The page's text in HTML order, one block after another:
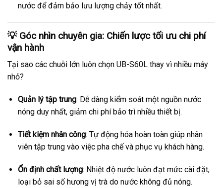
nước để đảm bảo lưu lượng chảy tốt nhất.
💡 Góc nhìn chuyên gia: Chiến lược tối ưu chi phí
vận hành
Tại sao các chuỗi lớn luôn chọn UB-S60L thay vì nhiều máy
nhỏ?
Quản lý tập trung: Dễ dàng kiểm soát một nguồn nước
nóng duy nhất, giảm chi phí bảo trì nhiều thiết bị.
Tiết kiệm nhân công: Tự động hóa hoàn toàn giúp nhân
viên tập trung vào việc pha chế và phục vụ khách hàng.
Ổn định chất lượng: Nhiệt độ nước luôn đạt mức cài đặt,
loại bỏ sai số hương vị trà do nước không đủ nóng.